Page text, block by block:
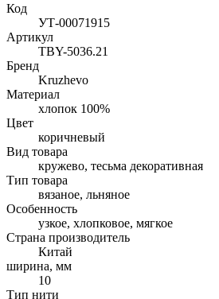
Код
УТ-00071915
Артикул
TBY-5036.21
Бренд
Kruzhevo
Материал
хлопок 100%
Цвет
коричневый
Вид товара
кружево, тесьма декоративная
Тип товара
вязаное, льняное
Особенность
узкое, хлопковое, мягкое
Страна производитель
Китай
ширина, мм
10
Тип нити